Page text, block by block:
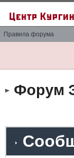
Правила форума
Форум